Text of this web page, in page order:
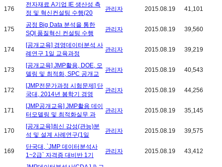
176
전자재료 A기업 IE 생산성 측
정 및 혁신컨설팅 수행(20
관리자 2015.08.19 41,101
175
공정 Big Data 분석을 통한
SQI 품질혁신 컨설팅 수행
관리자 2015.08.19 39,560
174
[공개교육] 경영데이터분석 사
례연구 1일 교육과정
관리자 2015.08.19 39,219
173
[공개교육] JMP활용, DOE, 모
델링 및 최적화, SPC 공개교
관리자 2015.08.19 40,543
172
[JMP전문가과정 시험문제] 단
국대, 2014년 봄학기 경영
관리자 2015.08.19 44,256
171
[JMP공개교육] JMP활용 데이
터모델링 및 최적화실무 과
관리자 2015.08.19 35,145
170
[공개교육]최신 감성(관능)분
석 및 설계 사례연구(1일
관리자 2015.08.19 39,575
169
단국대, `JMP 데이터분석사
1~2급` 자격증 대비반 1기
관리자 2015.08.19 43,412